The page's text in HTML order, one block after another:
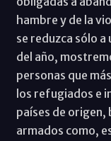
hambre y de la
se reduzca sólo
del año,
personas que
los refugiados e
países de origen,
armados como,